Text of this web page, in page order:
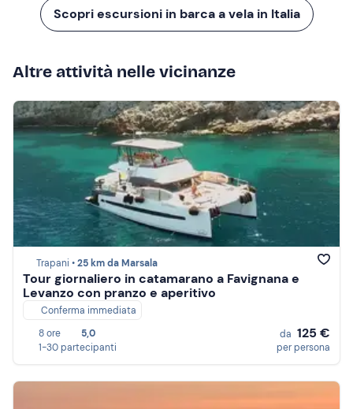
Scopri escursioni in barca a vela in Italia
Altre attività nelle vicinanze
Trapani •25 km da Marsala
Tour giornaliero in catamarano a Favignana e
Levanzo con pranzo e aperitivo
Conferma immediata
8 ore
5,0
1-30 partecipanti
da 125 €
per persona